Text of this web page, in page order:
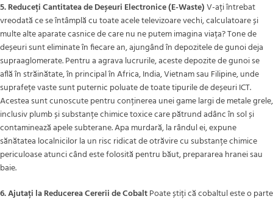
5. Reduceți Cantitatea de Deșeuri Electronice (E-Waste)V-ați întrebat
vreodată ce se întâmplă cu toate acele televizoare vechi, calculatoare și
multe alte aparate casnice de care nu ne putem imagina viața? Tone de
deșeuri sunt eliminate în fiecare an, ajungând în depozitele de gunoi deja
supraaglomerate. Pentru a agrava lucrurile, aceste depozite de gunoi se
află în străinătate, în principal în Africa, India, Vietnam sau Filipine, unde
suprafețe vaste sunt puternic poluate de toate tipurile de deșeuri ICT.
Acestea sunt cunoscute pentru conținerea unei game largi de metale grele,
inclusiv plumb și substanțe chimice toxice care pătrund adânc în sol și
contaminează apele subterane. Apa murdară, la rândul ei, expune
sănătatea localnicilor la un risc ridicat de otrăvire cu substanțe chimice
periculoase atunci când este folosită pentru băut, prepararea hranei sau
baie.
6. Ajutați la Reducerea Cererii de CobaltPoate știți că cobaltul este o parte